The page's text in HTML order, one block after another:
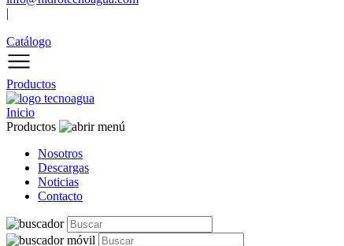
|
Catálogo
Productos
Inicio
Productos
Nosotros
Descargas
Noticias
Contacto